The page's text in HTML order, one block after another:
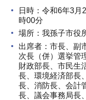
日時：令和6年3月
時00分
場所：我孫子市役
出席者：市長、副
次長（併）選挙管
財政部長、市民生
長、環境経済部長
長、消防長、会計
長、議会事務局長